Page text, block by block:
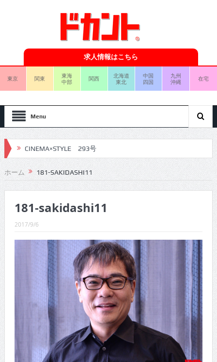
求人情報はこちら
東京 関東
東海
中部
関西
北海道
東北
中国
四国
九州
沖縄
在宅
Menu
CINEMA×STYLE 293号
CINEMA×STYLE 292号
CINEMA×STYLE 291号
CINEMA×STYLE 290号
CINEMA×STYLE 289号
CINEMA×STYLE 288号
CINEMA×STYLE 287号
CINEMA×STYLE 286号
CINEMA×STYLE 285号
CINEMA×STYLE 294号
ホーム 181-SAKIDASHI11
181-sakidashi11
2017/9/6